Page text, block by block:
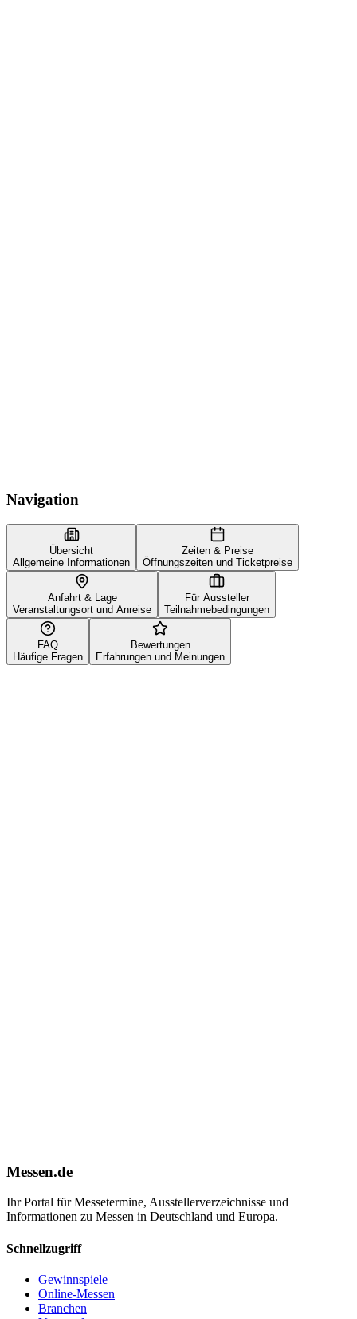
Navigation
Übersicht
Allgemeine Informationen
Zeiten & Preise
Öffnungszeiten und Ticketpreise
Anfahrt & Lage
Veranstaltungsort und Anreise
Für Aussteller
Teilnahmebedingungen
FAQ
Häufige Fragen
Bewertungen
Erfahrungen und Meinungen
Messen.de
Ihr Portal für Messetermine, Ausstellerverzeichnisse und
Informationen zu Messen in Deutschland und Europa.
Schnellzugriff
Gewinnspiele
Online-Messen
Branchen